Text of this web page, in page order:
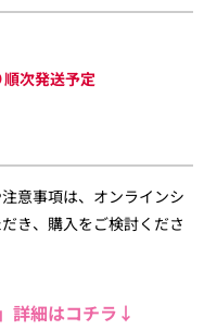
次発送予定
意事項は、オンラインシ
き、購入をご検討くださ
詳細はコチラ↓